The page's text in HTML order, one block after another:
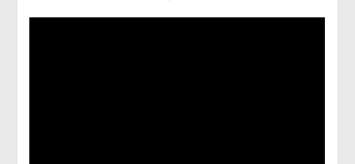
ইলেকট্রিক্যাল ইঞ্জিনিয়ারিং